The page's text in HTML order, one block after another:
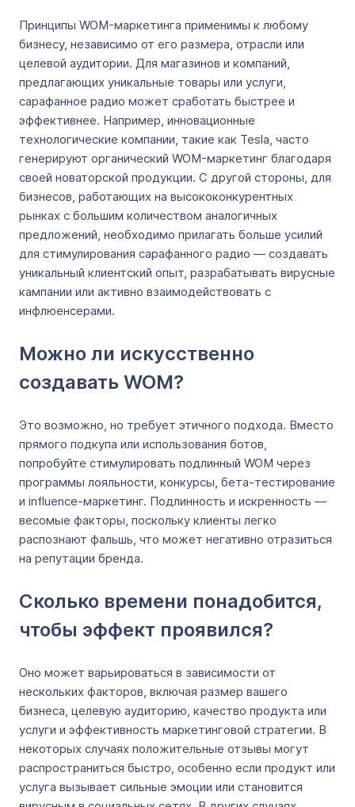
Принципы WOM-маркетинга применимы к любому
бизнесу, независимо от его размера, отрасли или
целевой аудитории. Для магазинов и компаний,
предлагающих уникальные товары или услуги,
сарафанное радио может сработать быстрее и
эффективнее. Например, инновационные
технологические компании, такие как Tesla, часто
генерируют органический WOM-маркетинг благодаря
своей новаторской продукции. С другой стороны, для
бизнесов, работающих на высококонкурентных
рынках с большим количеством аналогичных
предложений, необходимо прилагать больше усилий
для стимулирования сарафанного радио — создавать
уникальный клиентский опыт, разрабатывать вирусные
кампании или активно взаимодействовать с
инфлюенсерами.
Можно ли искусственно
создавать WOM?
Это возможно, но требует этичного подхода. Вместо
прямого подкупа или использования ботов,
попробуйте стимулировать подлинный WOM через
программы лояльности, конкурсы, бета-тестирование
и influence-маркетинг. Подлинность и искренность —
весомые факторы, поскольку клиенты легко
распознают фальшь, что может негативно отразиться
на репутации бренда.
Сколько времени понадобится,
чтобы эффект проявился?
Оно может варьироваться в зависимости от
нескольких факторов, включая размер вашего
бизнеса, целевую аудиторию, качество продукта или
услуги и эффективность маркетинговой стратегии. В
некоторых случаях положительные отзывы могут
распространиться быстро, особенно если продукт или
услуга вызывает сильные эмоции или становится